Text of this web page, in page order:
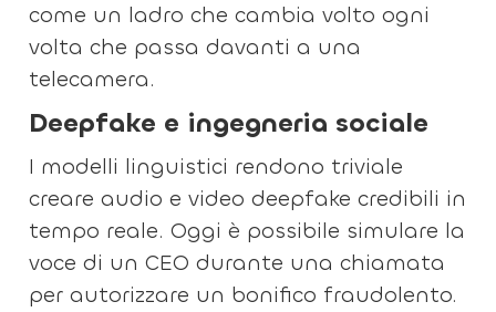
come un ladro che cambia volto ogni
volta che passa davanti a una
telecamera.
Deepfake e ingegneria sociale
I modelli linguistici rendono triviale
creare audio e video deepfake credibili in
tempo reale. Oggi è possibile simulare la
voce di un CEO durante una chiamata
per autorizzare un bonifico fraudolento.